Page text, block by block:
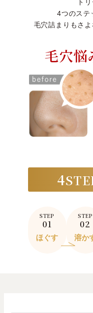
ト
4つのステ
毛穴詰まりもさ
毛穴悩
4
STEP
01
ほぐす
STEP
02
溶か